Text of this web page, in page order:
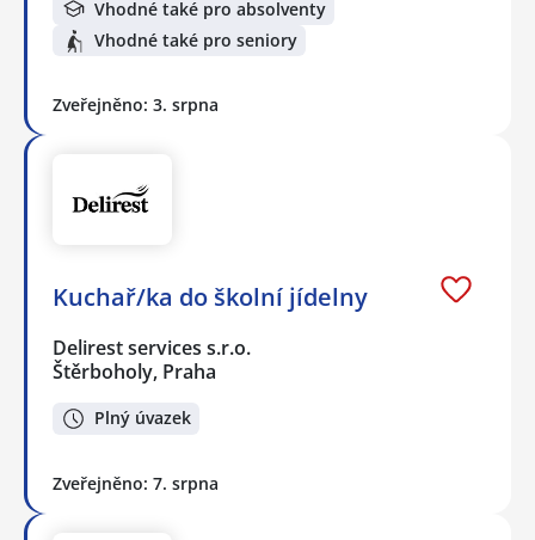
Vhodné také pro absolventy
Vhodné také pro seniory
Zveřejněno: 3. srpna
Kuchař/ka do školní jídelny
Delirest services s.r.o.
Štěrboholy, Praha
Plný úvazek
Zveřejněno: 7. srpna